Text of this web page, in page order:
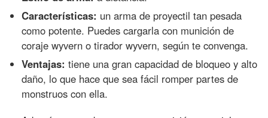
Características: un arma de proyectil tan pesada
como potente. Puedes cargarla con munición de
coraje wyvern o tirador wyvern, según te convenga.
Ventajas: tiene una gran capacidad de bloqueo y alto
daño, lo que hace que sea fácil romper partes de
monstruos con ella.